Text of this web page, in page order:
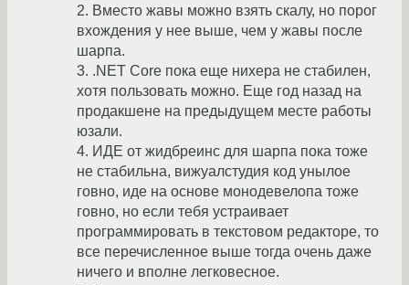
2. Вместо жавы можно взять скалу, но порог
вхождения у нее выше, чем у жавы после
шарпа.
3. .NET Core пока еще нихера не стабилен,
хотя пользовать можно. Еще год назад на
продакшене на предыдущем месте работы
юзали.
4. ИДЕ от жидбреинс для шарпа пока тоже
не стабильна, вижуалстудия код унылое
говно, иде на основе монодевелопа тоже
говно, но если тебя устраивает
программировать в текстовом редакторе, то
все перечисленное выше тогда очень даже
ничего и вполне легковесное.